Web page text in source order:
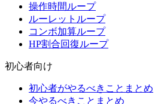
操作時間ループ
ルーレットループ
コンボ加算ループ
HP割合回復ループ
初心者向け
初心者がやるべきことまとめ
今やるべきことまとめ